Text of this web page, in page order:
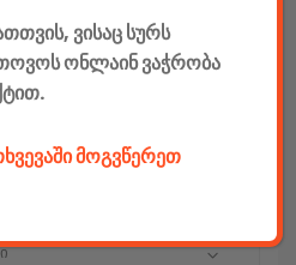
ვისაც სურს
ონლაინ ვაჭრობა
მოგვწერეთ